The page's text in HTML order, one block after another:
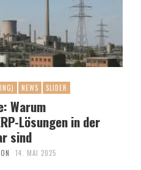
NEWS SLIDER
Warum
Lösungen in der
sind
14. MAI 2025